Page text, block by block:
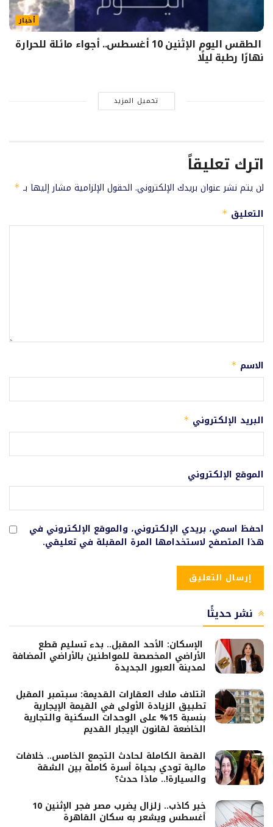
أخبار
الطقس اليوم الإثنين 10 أغسطس.. أجواء مائلة للحرارة
نهارًا رطبة ليلًا
تحميل المزيد
اترك تعليقاً
لن يتم نشر عنوان بريدك الإلكتروني. الحقول الإلزامية مشار إليها بـ *
التعليق *
الاسم *
البريد الإلكتروني *
الموقع الإلكتروني
احفظ اسمي، بريدي الإلكتروني، والموقع الإلكتروني في
هذا المتصفح لاستخدامها المرة المقبلة في تعليقي.
نشر حديثًا
الإسكان: الأحد المقبل.. بدء تسليم قطع
الأراضي المخصصة للمواطنين بالأراضي المضافة
لمدينة العبور الجديدة
ائتلاف ملاك العقارات القديمة: سبتمبر المقبل
تطبيق الزيادة الأولى في القيمة الإيجارية
بنسبة 15% على الوحدات السكنية والتجارية
الخاضعة لقانون الإيجار القديم
القصة الكاملة لحادث التجمع الخامس.. خلافات
مالية تودي بحياة أسرة كاملة بين الشقة
والسيارة!.. ماذا حدث؟
خبر كاذب.. زلزال يضرب مصر فجر الإثنين 10
أغسطس ويشعر به سكان القاهرة